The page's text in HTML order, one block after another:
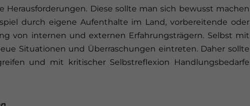
Diese sollte man sich bewusst machen
durch eigene Aufenthalte im Land, vorbereitende oder
von internen und externen Erfahrungsträgern. Selbst mit
Situationen und Überraschungen eintreten. Daher sollte
und mit kritischer Selbstreflexion Handlungsbedarfe